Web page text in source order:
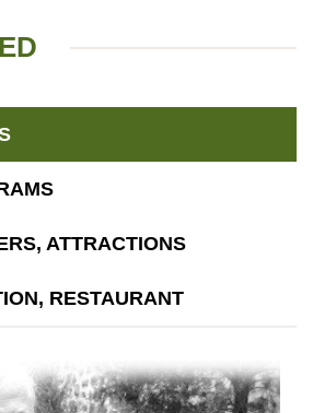
ATTRACTIONS
RESTAURANT